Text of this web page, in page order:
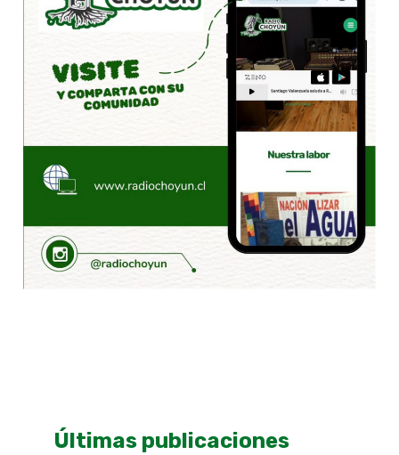
Últimas publicaciones